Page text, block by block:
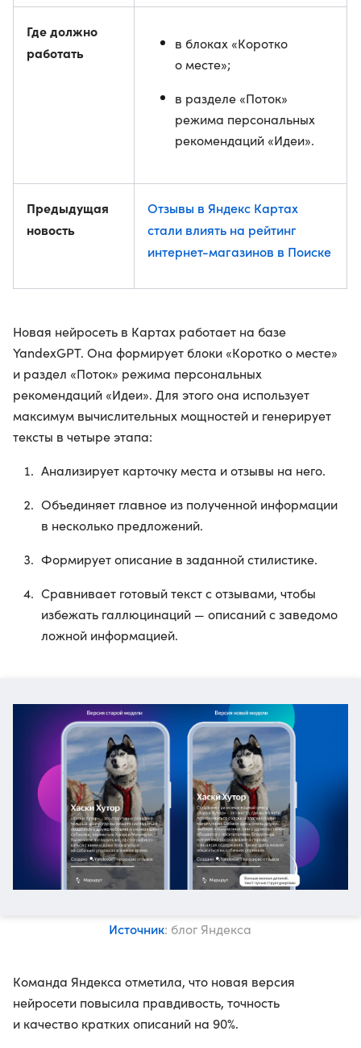
Где должно
работать
в блоках «Коротко
о месте»;
в разделе «Поток»
режима персональных
рекомендаций «Идеи».
Предыдущая
новость
Отзывы в Яндекс Картах
стали влиять на рейтинг
интернет-магазинов в Поиске
Новая нейросеть в Картах работает на базе
YandexGPT. Она формирует блоки «Коротко о месте»
и раздел «Поток» режима персональных
рекомендаций «Идеи». Для этого она использует
максимум вычислительных мощностей и генерирует
тексты в четыре этапа:
Анализирует карточку места и отзывы на него.
Объединяет главное из полученной информации
в несколько предложений.
Формирует описание в заданной стилистике.
Сравнивает готовый текст с отзывами, чтобы
избежать галлюцинаций — описаний с заведомо
ложной информацией.
Источник: блог Яндекса
Команда Яндекса отметила, что новая версия
нейросети повысила правдивость, точность
и качество кратких описаний на 90%.